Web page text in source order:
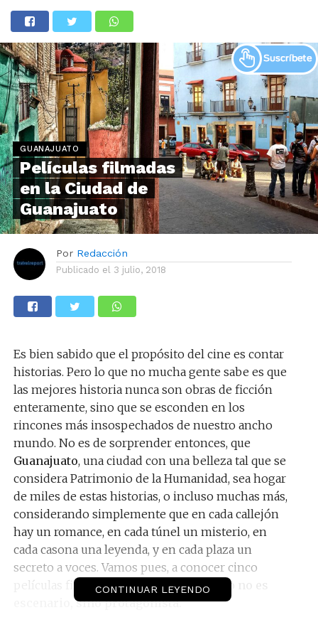
GUANAJUATO
Películas filmadas
en la Ciudad de
Guanajuato
Por Redacción
Publicado el 3 julio, 2018
Es bien sabido que el propósito del cine es contar
historias. Pero lo que no mucha gente sabe es que
las mejores historia nunca son obras de ficción
enteramente, sino que se esconden en los
rincones más insospechados de nuestro ancho
mundo. No es de sorprender entonces, que
Guanajuato, una ciudad con una belleza tal que se
considera Patrimonio de la Humanidad, sea hogar
de miles de estas historias, o incluso muchas más,
considerando simplemente que en cada callejón
hay un romance, en cada túnel un misterio, en
cada casona una leyenda, y en cada plaza un
secreto a voces. Vamos pues, a conocer cinco
películas filmadas en las que Guanajuato
escenario, sino protagonista.
CONTINUAR LEYENDO